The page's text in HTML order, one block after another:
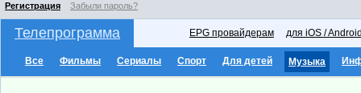
Регистрация Забыли пароль?
Телепрограмма EPG провайдерам для iOS /
Все Фильмы Сериалы Спорт Для детей Музыка